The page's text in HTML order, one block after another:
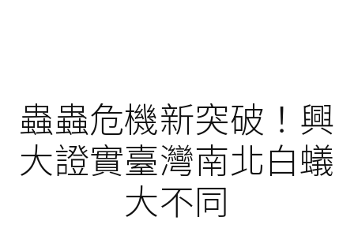
蟲蟲危機新突破！興
大證實臺灣南北白蟻
大不同